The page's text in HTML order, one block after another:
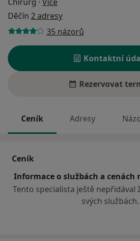
Děčín 2 adresy
35 názorů
Kontaktní
Rezervovat
Ceník Adresy
Ceník
Informace o službách a cenách
Tento specialista ještě nepřidával
svých službách.